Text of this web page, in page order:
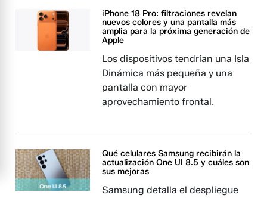
iPhone 18 Pro: filtraciones revelan
nuevos colores y una pantalla más
amplia para la próxima generación de
Apple
Los dispositivos tendrían una Isla
Dinámica más pequeña y una
pantalla con mayor
aprovechamiento frontal.
Qué celulares Samsung recibirán la
actualización One UI 8.5 y cuáles son
sus mejoras
Samsung detalla el despliegue